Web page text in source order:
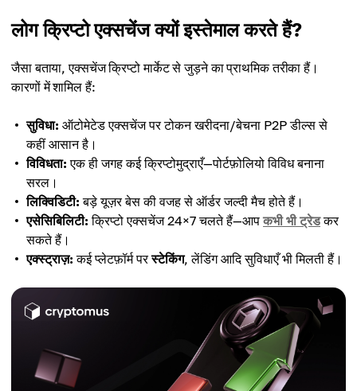
लोग क्रिप्टो एक्सचेंज क्यों इस्तेमाल करते हैं?
जैसा बताया, एक्सचेंज क्रिप्टो मार्केट से जुड़ने का प्राथमिक तरीका हैं।
कारणों में शामिल हैं:
सुविधा: ऑटोमेटेड एक्सचेंज पर टोकन खरीदना/बेचना P2P डील्स से
कहीं आसान है।
विविधता: एक ही जगह कई क्रिप्टोमुद्राएँ—पोर्टफ़ोलियो विविध बनाना
सरल।
लिक्विडिटी: बड़े यूज़र बेस की वजह से ऑर्डर जल्दी मैच होते हैं।
एसेसिबिलिटी: क्रिप्टो एक्सचेंज 24×7 चलते हैं—आपकभी भी ट्रेडकर
सकते हैं।
एक्स्ट्राज़: कई प्लेटफ़ॉर्म परस्टेकिंग, लेंडिंग आदि सुविधाएँ भी मिलती हैं।